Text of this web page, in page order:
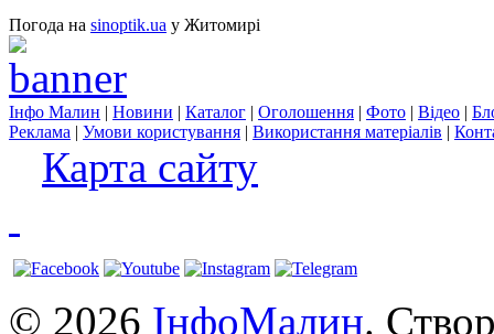
Погода на sinoptik.ua у Житомирі
Інфо Малин | Новини | Каталог | Оголошення | Фото | Відео |
Реклама | Умови користування | Використання матеріалів |
Карта сайту
© 2026 ІнфоМалин.